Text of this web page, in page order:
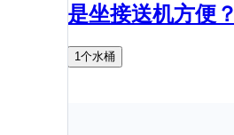
是坐接送机方便？
1个水桶